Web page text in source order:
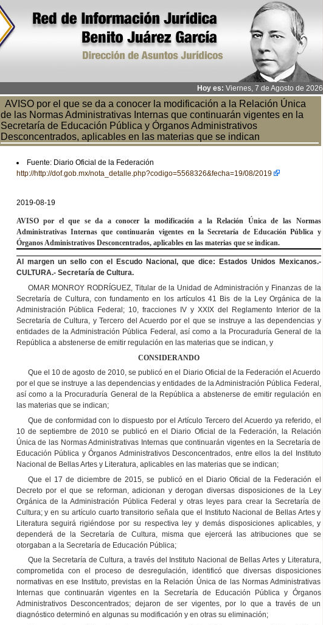
Hoy es: Viernes, 7 de Agosto de 2026
AVISO por el que se da a conocer la modificación a la Relación Única
de las Normas Administrativas Internas que continuarán vigentes en la
Secretaría de Educación Pública y Órganos Administrativos
Desconcentrados, aplicables en las materias que se indican
Fuente: Diario Oficial de la Federación
http://http://dof.gob.mx/nota_detalle.php?codigo=5568326&fecha=19/08/2019
2019-08-19
AVISO por el que se da a conocer la modificación a la Relación Única de las Normas
Administrativas Internas que continuarán vigentes en la Secretaría de Educación Pública y
Órganos Administrativos Desconcentrados, aplicables en las materias que se indican.
Al margen un sello con el Escudo Nacional, que dice: Estados Unidos Mexicanos.-
CULTURA.- Secretaría de Cultura.
OMAR MONROY RODRÍGUEZ, Titular de la Unidad de Administración y Finanzas de la
Secretaría de Cultura, con fundamento en los artículos 41 Bis de la Ley Orgánica de la
Administración Pública Federal; 10, fracciones IV y XXIX del Reglamento Interior de la
Secretaría de Cultura, y Tercero del Acuerdo por el que se instruye a las dependencias y
entidades de la Administración Pública Federal, así como a la Procuraduría General de la
República a abstenerse de emitir regulación en las materias que se indican, y
CONSIDERANDO
Que el 10 de agosto de 2010, se publicó en el Diario Oficial de la Federación el Acuerdo
por el que se instruye a las dependencias y entidades de la Administración Pública Federal,
así como a la Procuraduría General de la República a abstenerse de emitir regulación en
las materias que se indican;
Que de conformidad con lo dispuesto por el Artículo Tercero del Acuerdo ya referido, el
10 de septiembre de 2010 se publicó en el Diario Oficial de la Federación, la Relación
Única de las Normas Administrativas Internas que continuarán vigentes en la Secretaría de
Educación Pública y Órganos Administrativos Desconcentrados, entre ellos la del Instituto
Nacional de Bellas Artes y Literatura, aplicables en las materias que se indican;
Que el 17 de diciembre de 2015, se publicó en el Diario Oficial de la Federación el
Decreto por el que se reforman, adicionan y derogan diversas disposiciones de la Ley
Orgánica de la Administración Pública Federal y otras leyes para crear la Secretaría de
Cultura; y en su artículo cuarto transitorio señala que el Instituto Nacional de Bellas Artes y
Literatura seguirá rigiéndose por su respectiva ley y demás disposiciones aplicables, y
dependerá de la Secretaría de Cultura, misma que ejercerá las atribuciones que se
otorgaban a la Secretaría de Educación Pública;
Que la Secretaría de Cultura, a través del Instituto Nacional de Bellas Artes y Literatura,
comprometida con el proceso de desregulación, identificó que diversas disposiciones
normativas en ese Instituto, previstas en la Relación Única de las Normas Administrativas
Internas que continuarán vigentes en la Secretaría de Educación Pública y Órganos
Administrativos Desconcentrados; dejaron de ser vigentes, por lo que a través de un
diagnóstico determinó en algunas su modificación y en otras su eliminación;